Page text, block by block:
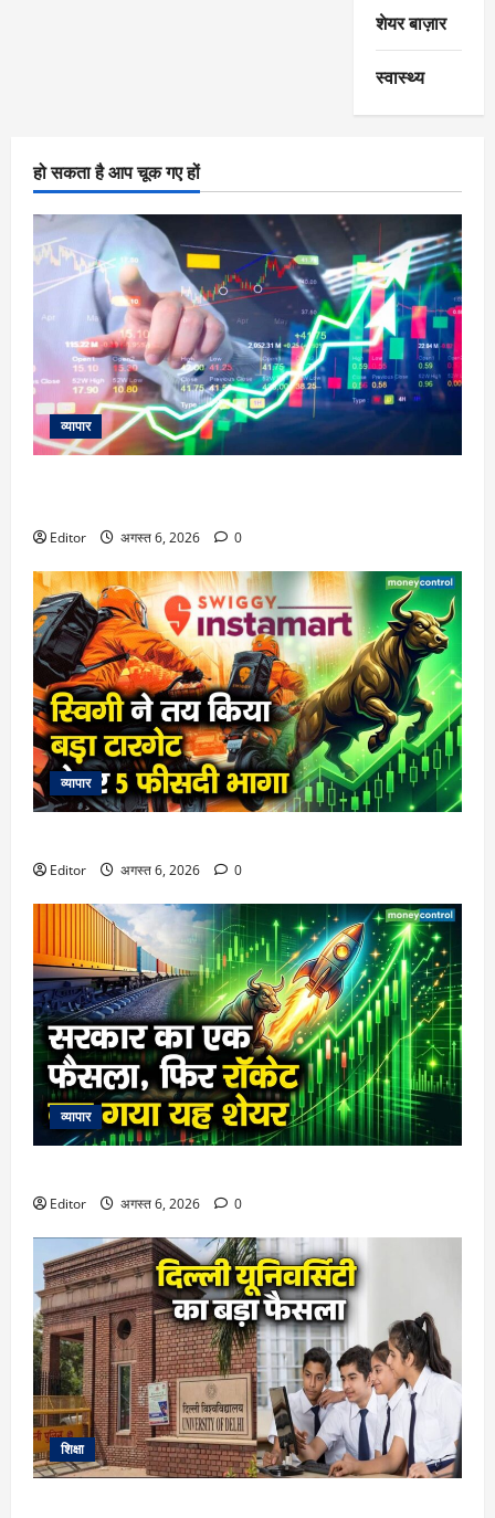
शेयर बाज़ार
स्वास्थ्य
हो सकता है आप चूक गए हों
व्यापार
Editor अगस्त 6, 2026 0
व्यापार
Editor अगस्त 6, 2026 0
व्यापार
Editor अगस्त 6, 2026 0
शिक्षा